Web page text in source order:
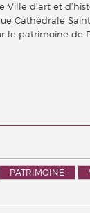
Ville d’art et
Cathédrale
le patrimoine de
PATRIMOINE